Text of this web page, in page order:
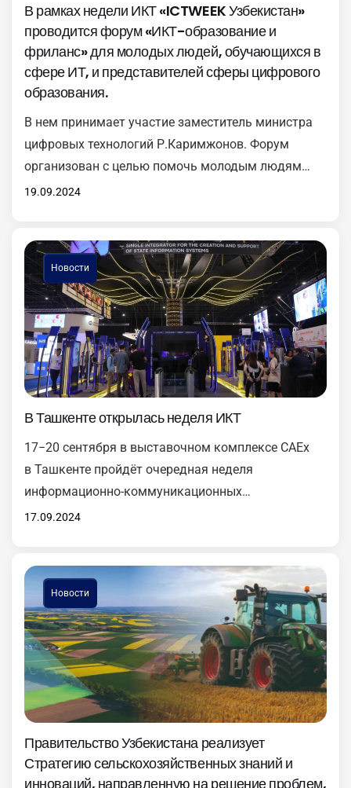
В рамках недели ИКТ «ICTWEEK Узбекистан»
проводится форум «ИКТ-образование и
фриланс» для молодых людей, обучающихся в
сфере ИТ, и представителей сферы цифрового
образования.
В нем принимает участие заместитель министра
цифровых технологий Р.Каримжонов. Форум
организован с целью помочь молодым людям
вывести свою ИТ-карьеру на новый уровень и
знаниями, нетворкингом и ценными подарками в
рамках 5 динамичных сессий, молодые люди
получат возможность активно участвовать в
беседах, вопросах-ответах и…
19.09.2024
Новости
В Ташкенте открылась неделя ИКТ
17−20 сентября в выставочном комплексе CAEx
в Ташкенте пройдёт очередная неделя
информационно-коммуникационных
технологий ICTWEEK Uzbekistan 2024. Ежегодное
демонстрации последних достижения отрасли,
обсуждения имеющихся проблем и путей
их решения. В церемонии открытия недели
приняли участие руководители Минцифры
и других министерств, представители иностранных
организаций, а также партнёров мероприятия —
Invest Qatar, DataWolt, Dell, Uzum, ZTE,…
17.09.2024
Новости
Правительство Узбекистана реализует
Стратегию сельскохозяйственных знаний и
инноваций, направленную на решение проблем,